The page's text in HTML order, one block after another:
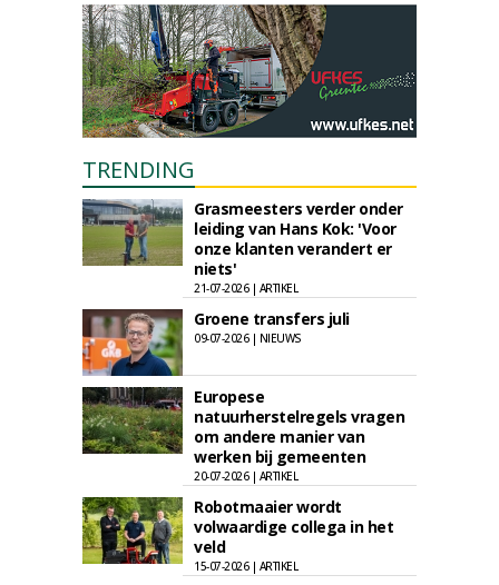
TRENDING
Grasmeesters verder onder
leiding van Hans Kok: 'Voor
onze klanten verandert er
niets'
21-07-2026 | ARTIKEL
Groene transfers juli
09-07-2026 | NIEUWS
Europese
natuurherstelregels vragen
om andere manier van
werken bij gemeenten
20-07-2026 | ARTIKEL
Robotmaaier wordt
volwaardige collega in het
veld
15-07-2026 | ARTIKEL